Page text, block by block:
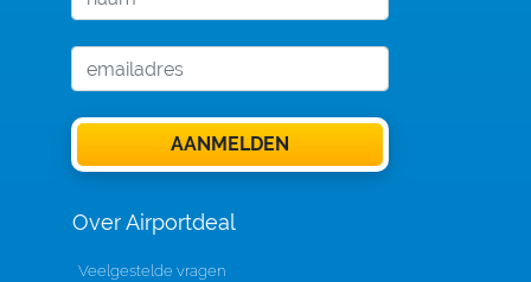
Over Airportdeal
Veelgestelde vragen